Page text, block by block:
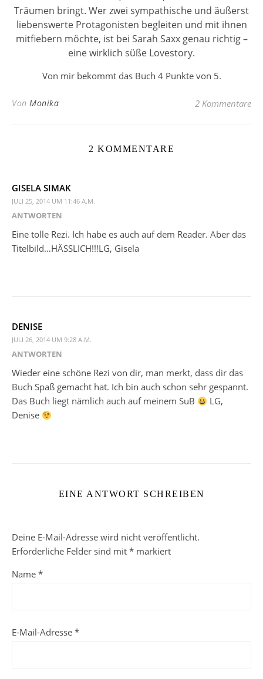
Träumen bringt. Wer zwei sympathische und äußerst
liebenswerte Protagonisten begleiten und mit ihnen
mitfiebern möchte, ist bei Sarah Saxx genau richtig –
eine wirklich süße Lovestory.
Von mir bekommt das Buch 4 Punkte von 5.
Von Monika 2 Kommentare
2 KOMMENTARE
GISELA SIMAK
JULI 25, 2014 UM 11:46 A.M.
ANTWORTEN
Eine tolle Rezi. Ich habe es auch auf dem Reader. Aber das
Titelbild…HÄSSLICH!!!LG, Gisela
DENISE
JULI 26, 2014 UM 9:28 A.M.
ANTWORTEN
Wieder eine schöne Rezi von dir, man merkt, dass dir das
Buch Spaß gemacht hat. Ich bin auch schon sehr gespannt.
Das Buch liegt nämlich auch auf meinem SuB
LG,
Denise
EINE ANTWORT SCHREIBEN
Deine E-Mail-Adresse wird nicht veröffentlicht.
Erforderliche Felder sind mit * markiert
Name *
E-Mail-Adresse *